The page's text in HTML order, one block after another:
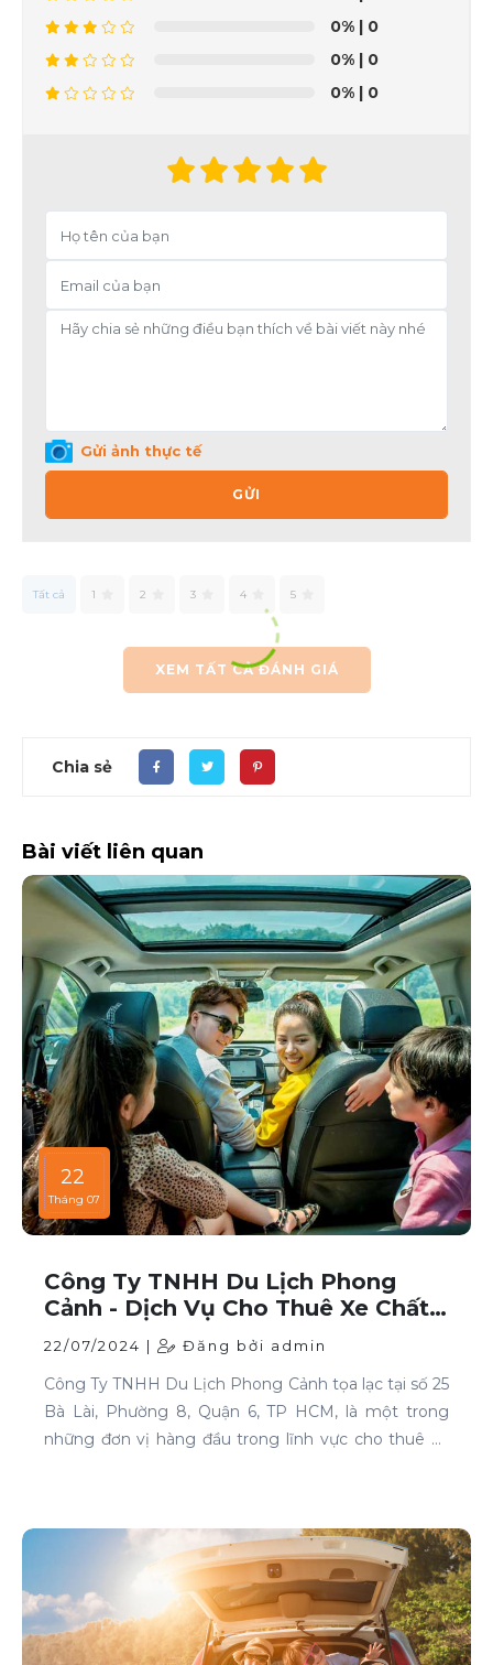
0% | 0
0% | 0
0% | 0
Gửi ảnh thực tế
GỬI
Tất cả 1 2 3 4 5
XEM TẤT CẢ ĐÁNH GIÁ
Chia sẻ
Bài viết liên quan
22
Tháng 07
Công Ty TNHH Du Lịch Phong
Cảnh - Dịch Vụ Cho Thuê Xe Chất
Lượng Cao Tại TP HCM
22/07/2024 | Đăng bởi admin
Công Ty TNHH Du Lịch Phong Cảnh tọa lạc tại số 25
Bà Lài, Phường 8, Quận 6, TP HCM, là một trong
những đơn vị hàng đầu trong lĩnh vực cho thuê xe